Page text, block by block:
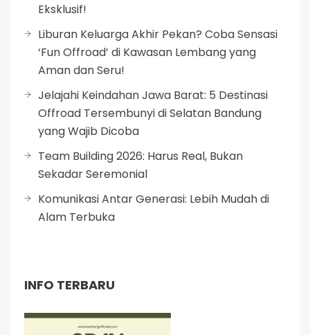
Eksklusif!
Liburan Keluarga Akhir Pekan? Coba Sensasi
‘Fun Offroad’ di Kawasan Lembang yang
Aman dan Seru!
Jelajahi Keindahan Jawa Barat: 5 Destinasi
Offroad Tersembunyi di Selatan Bandung
yang Wajib Dicoba
Team Building 2026: Harus Real, Bukan
Sekadar Seremonial
Komunikasi Antar Generasi: Lebih Mudah di
Alam Terbuka
INFO TERBARU